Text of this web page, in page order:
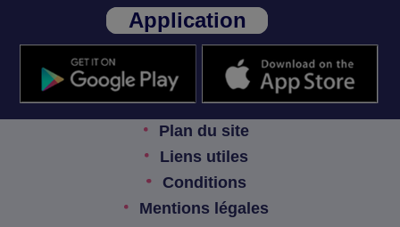
Application
Plan du site
Liens utiles
Conditions
Mentions légales